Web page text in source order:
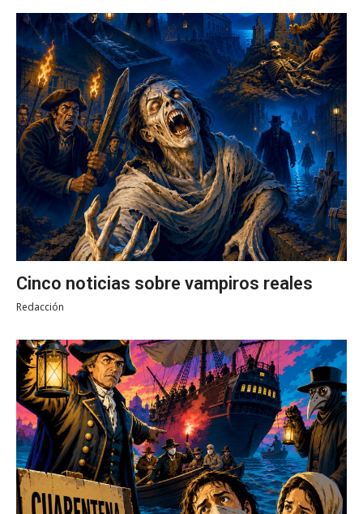
Cinco noticias sobre vampiros reales
Redacción